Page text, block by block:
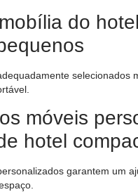
do
selecionados
móveis
hotel
garantem um